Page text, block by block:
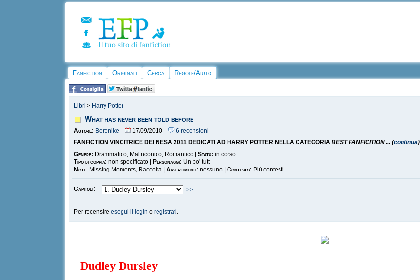
Fanfiction Originali Cerca Regole/Aiuto
Libri > Harry Potter
What has never been told before
Autore: Berenike 17/09/2010
6 recensioni
FANFICTION VINCITRICE DEI NESA 2011 DEDICATI AD HARRY POTTER NELLA CATEGORIABEST FANFICITION ... (continua)
Genere: Drammatico, Malinconico, Romantico |Stato: in corso
Tipo di coppia: non specificato | Personaggi: Un po' tutti
Note: Missing Moments, Raccolta |Avvertimenti: nessuno |Contesto: Più contesti
Capitoli: >>
Per recensireesegui il login oregistrati.
Dudley Dursley